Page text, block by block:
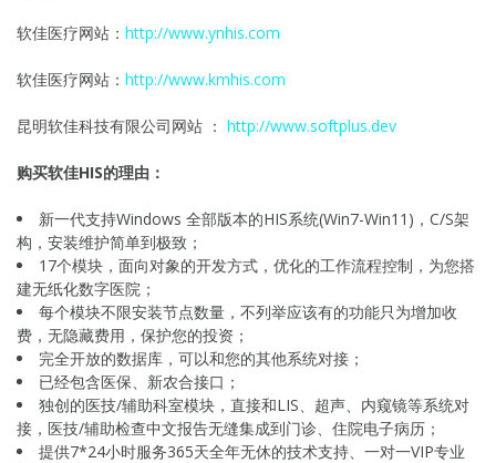
软佳医疗网站： http://www.ynhis.com
软佳医疗网站： http://www.kmhis.com
昆明软佳科技有限公司网站 ： http://www.softplus.dev
购买软佳HIS的理由：
新一代支持Windows 全部版本的HIS系统(Win7-Win11)，C/S架
构，安装维护简单到极致；
17个模块，面向对象的开发方式，优化的工作流程控制，为您搭
建无纸化数字医院；
每个模块不限安装节点数量，不列举应该有的功能只为增加收
费，无隐藏费用，保护您的投资；
完全开放的数据库，可以和您的其他系统对接；
已经包含医保、新农合接口；
独创的医技/辅助科室模块，直接和LIS、超声、内窥镜等系统对
接，医技/辅助检查中文报告无缝集成到门诊、住院电子病历；
提供7*24小时服务365天全年无休的技术支持、一对一VIP专业